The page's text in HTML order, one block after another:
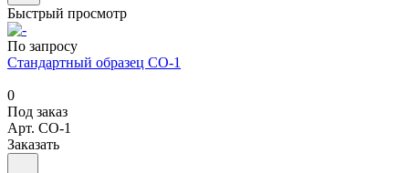
Быстрый просмотр
По запросу
Стандартный образец СО-1
0
Под заказ
Арт. СО-1
Заказать